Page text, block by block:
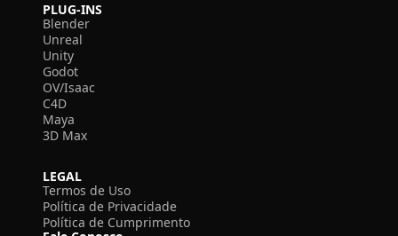
PLUG-INS
Blender
Unreal
Unity
Godot
OV/Isaac
C4D
Maya
3D Max
LEGAL
Termos de Uso
Política de Privacidade
Política de Cumprimento